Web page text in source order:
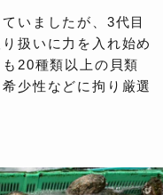
いましたが、3代目
扱いに力を入れ始め
20種類以上の貝類
少性などに拘り厳選